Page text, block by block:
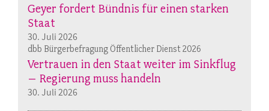
Geyer fordert Bündnis für einen starken
Staat
30. Juli 2026
dbb Bürgerbefragung Öffentlicher Dienst 2026
Vertrauen in den Staat weiter im Sinkflug
– Regierung muss handeln
30. Juli 2026